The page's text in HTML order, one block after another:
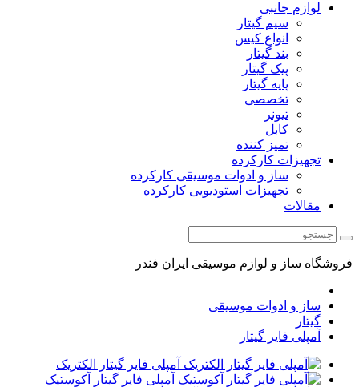
لوازم جانبی
سیم گیتار
انواع کیس
بند گیتار
پیک گیتار
پایه گیتار
تخصصی
تیونر
کابل
تمیز کننده
تجهیزات کارکرده
ساز و ادوات موسیقی کارکرده
تجهیزات استودیویی کارکرده
مقالات
فروشگاه ساز و لوازم موسیقی ایران فندر
ساز و ادوات موسیقی
گیتار
آمپلی فایر گیتار
آمپلی فایر گیتار الکتریک
آمپلی فایر گیتار آکوستیک